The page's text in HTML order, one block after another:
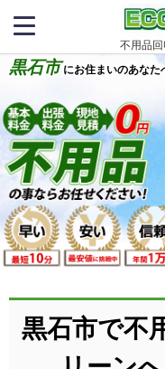
不用品回
黒石市 にお住まいのあなた
黒石市で不